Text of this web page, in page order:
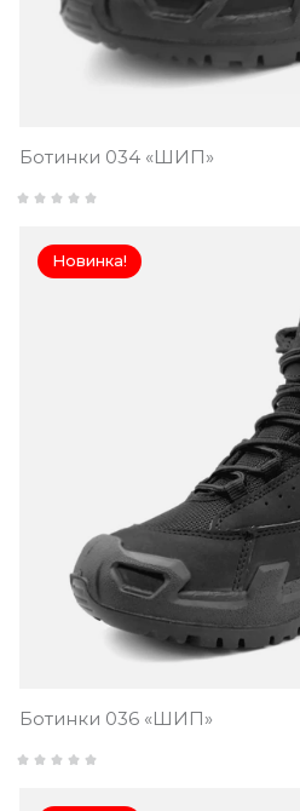
Ботинки 034 «ШИП»
Новинка!
Ботинки 036 «ШИП»